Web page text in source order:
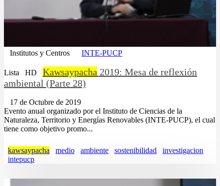
Institutos y Centros INTE-PUCP
Lista HD Kawsaypacha 2019: Mesa de reflexión
ambiental (Parte 28)
17 de Octubre de 2019
Evento anual organizado por el Instituto de Ciencias de la
Naturaleza, Territorio y Energías Renovables (INTE-PUCP), el cual
tiene como objetivo promo...
kawsaypacha medio ambiente sostenibilidad
investigacion
intepucp